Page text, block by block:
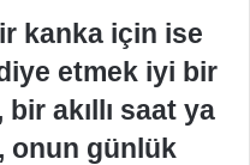
kanka için ise
etmek iyi bir
akıllı saat ya
onun günlük